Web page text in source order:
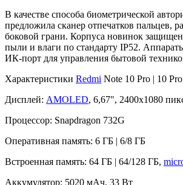
В качестве способа биометрической
предложила сканер отпечатков пальцев,
боковой грани. Корпуса новинок
пыли и влаги по стандарту IP52.
ИК-порт для управления бытовой
Характеристики Redmi Note 10 Pro | 10
Дисплей: AMOLED, 6,67", 2400х1080
Процессор: Snapdragon 732G
Оперативная память: 6 ГБ | 6/8 ГБ
Встроенная память: 64 ГБ | 64/128 ГБ,
Аккумулятор: 5020 мАч, 33 Вт